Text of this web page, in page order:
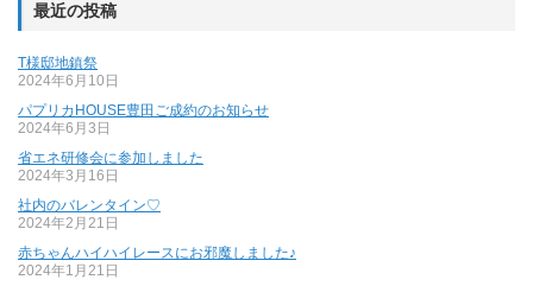
最近の投稿
T様邸地鎮祭
2024年6月10日
パプリカHOUSE豊田ご成約のお知らせ
2024年6月3日
省エネ研修会に参加しました
2024年3月16日
社内のバレンタイン♡
2024年2月21日
赤ちゃんハイハイレースにお邪魔しました♪
2024年1月21日